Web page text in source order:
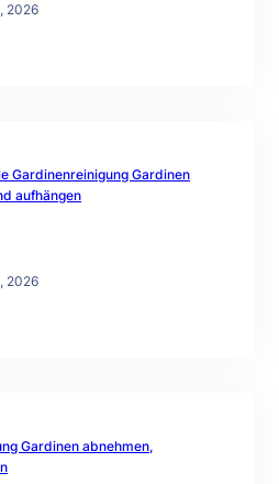
2026
Gardinenreinigung Gardinen
aufhängen
2026
Gardinen abnehmen,